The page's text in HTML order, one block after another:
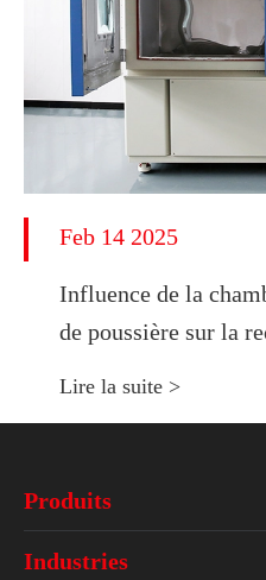
Feb 14 2025
Influence de la
de poussière sur la
Lire la suite >
Produits
Industries